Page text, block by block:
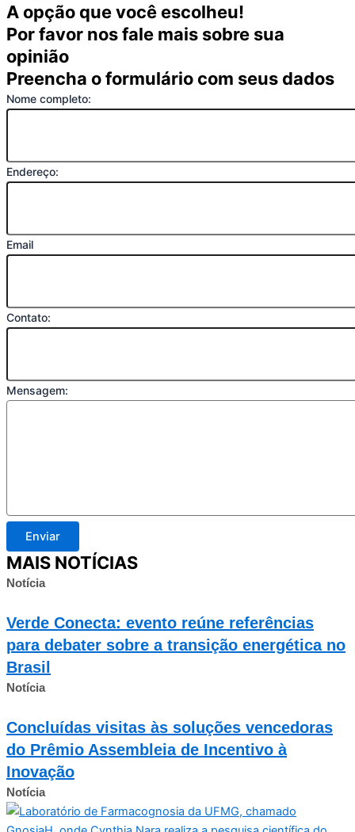
A opção que você escolheu!
Por favor nos fale mais sobre sua
opinião
Preencha o formulário com seus dados
Nome completo:
Endereço:
Email
Contato:
Mensagem:
Enviar
MAIS NOTÍCIAS
Notícia
Verde Conecta: evento reúne referências
para debater sobre a transição energética no
Brasil
Notícia
Concluídas visitas às soluções vencedoras
do Prêmio Assembleia de Incentivo à
Inovação
Notícia